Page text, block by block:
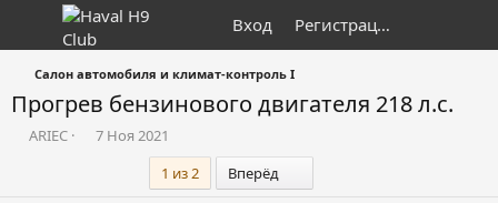
Вход Регистрация
Салон автомобиля и климат-контроль I
Прогрев бензинового двигателя 218 л.с.
А
ARIEC
Д
7 Ноя 2021
1 из 2
Вперёд